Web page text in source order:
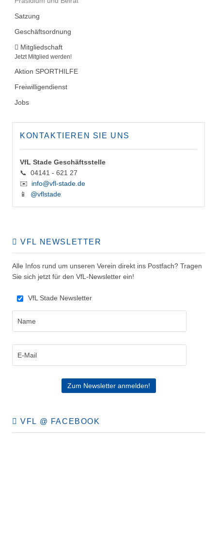
Satzung
Geschäftsordnung
Mitgliedschaft
Jetzt Mitglied werden!
Aktion SPORTHILFE
Freiwilligendienst
Jobs
KONTAKTIEREN SIE UNS
VfL Stade Geschäftsstelle
📞 04141 - 621 27
✉️ info@vfl-stade.de
📱 @vflstade
VFL NEWSLETTER
Alle Infos rund um unseren Verein direkt ins Postfach? Tragen
Sie sich jetzt für den VfL-Newsletter ein!
VfL Stade Newsletter
VFL @ FACEBOOK